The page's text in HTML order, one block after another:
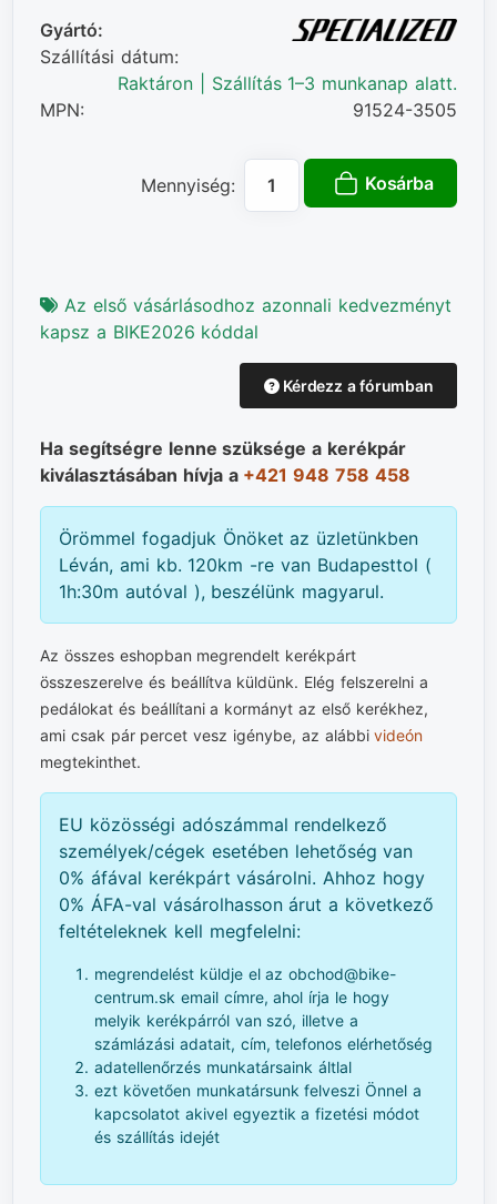
Gyártó:
Szállítási dátum:
Raktáron | Szállítás 1–3 munkanap alatt.
MPN:
91524-3505
Mennyiség: Kosárba
Az első vásárlásodhoz azonnali kedvezményt
kapsz a BIKE2026 kóddal
Kérdezz a fórumban
Ha segítségre lenne szüksége a kerékpár
kiválasztásában hívja a +421 948 758 458
Örömmel fogadjuk Önöket az üzletünkben
Léván, ami kb. 120km -re van Budapesttol (
1h:30m autóval ), beszélünk magyarul.
Az összes eshopban megrendelt kerékpárt
összeszerelve és beállítva küldünk. Elég felszerelni a
pedálokat és beállítani a kormányt az első kerékhez,
ami csak pár percet vesz igénybe, az alábbivideón
megtekinthet.
EU közösségi adószámmal rendelkező
személyek/cégek esetében lehetőség van
0% áfával kerékpárt vásárolni. Ahhoz hogy
0% ÁFA-val vásárolhasson árut a következő
feltételeknek kell megfelelni:
megrendelést küldje el az obchod@bike-
centrum.sk email címre, ahol írja le hogy
melyik kerékpárról van szó, illetve a
számlázási adatait, cím, telefonos elérhetőség
adatellenőrzés munkatársaink áltlal
ezt követően munkatársunk felveszi Önnel a
kapcsolatot akivel egyeztik a fizetési módot
és szállítás idejét